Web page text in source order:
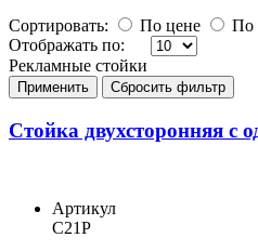
Сортировать: По цене
По
Отображать по:
Рекламные стойки
Применить Сбросить фильтр
Стойка двухсторонняя с
Артикул
С21Р